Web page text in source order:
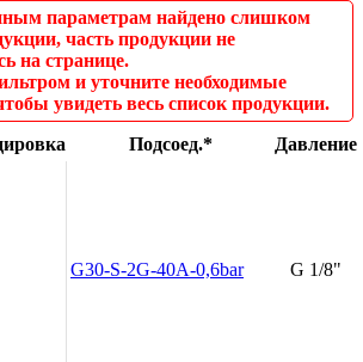
параметрам найдено слишком
часть продукции не
на странице.
и уточните необходимые
увидеть весь список продукции.
Подсоед.* Давление
G30-S-2G-40A-0,6bar G 1/8"